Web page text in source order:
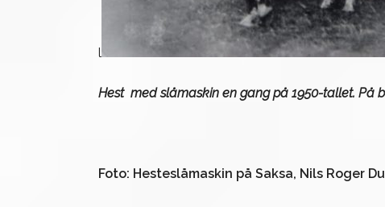
l
Hest med slåmaskin en gang på 1950-tallet. På
Foto: Hesteslåmaskin på Saksa, Nils Roger